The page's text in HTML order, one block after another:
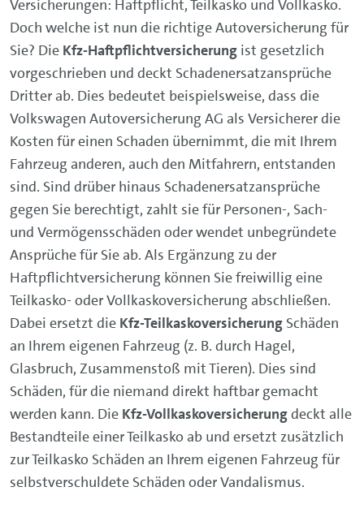
Versicherungen: Haftpflicht, Teilkasko und Vollkasko.
Doch welche ist nun die richtige Autoversicherung für
Sie? Die Kfz-Haftpflichtversicherung ist gesetzlich
vorgeschrieben und deckt Schadenersatzansprüche
Dritter ab. Dies bedeutet beispielsweise, dass die
Volkswagen Autoversicherung AG als Versicherer die
Kosten für einen Schaden übernimmt, die mit Ihrem
Fahrzeug anderen, auch den Mitfahrern, entstanden
sind. Sind drüber hinaus Schadenersatzansprüche
gegen Sie berechtigt, zahlt sie für Personen-, Sach-
und Vermögensschäden oder wendet unbegründete
Ansprüche für Sie ab. Als Ergänzung zu der
Haftpflichtversicherung können Sie freiwillig eine
Teilkasko- oder Vollkaskoversicherung abschließen.
Dabei ersetzt die Kfz-Teilkaskoversicherung Schäden
an Ihrem eigenen Fahrzeug (z. B. durch Hagel,
Glasbruch, Zusammenstoß mit Tieren). Dies sind
Schäden, für die niemand direkt haftbar gemacht
werden kann. Die Kfz-Vollkaskoversicherungdeckt alle
Bestandteile einer Teilkasko ab und ersetzt zusätzlich
zur Teilkasko Schäden an Ihrem eigenen Fahrzeug für
selbstverschuldete Schäden oder Vandalismus.